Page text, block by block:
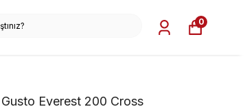
0
Everest 200 Cross